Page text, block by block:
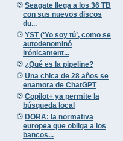
Seagate llega a los 36 TB
con sus nuevos discos
du...
YST (‘Yo soy tú’, como se
autodenominó
irónicament...
¿Qué es la pipeline?
Una chica de 28 años se
enamora de ChatGPT
Copilot+ ya permite la
búsqueda local
DORA: la normativa
europea que obliga a los
bancos...